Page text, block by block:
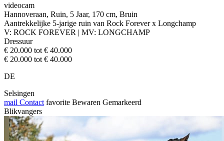
videocam
Hannoveraan, Ruin, 5 Jaar, 170 cm, Bruin
Aantrekkelijke 5-jarige ruin van Rock Forever x Longchamp
V: ROCK FOREVER | MV: LONGCHAMP
Dressuur
€ 20.000 tot € 40.000
€ 20.000 tot € 40.000
DE
Selsingen
mail Contact favorite Bewaren Gemarkeerd
Blikvangers